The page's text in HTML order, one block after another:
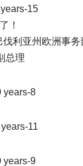
！
利亚州欧洲事
总理